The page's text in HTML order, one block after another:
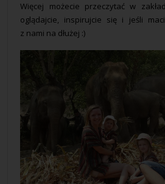
Więcej możecie przeczytać w
oglądajcie, inspirujcie się i jeśli
z nami na dłużej :)